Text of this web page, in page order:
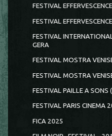
FESTIVAL
FESTIVAL
FESTIVAL
GERA
FESTIVAL MOSTRA
FESTIVAL MOSTRA
FESTIVAL PAILLE A SONS
FESTIVAL PARIS CINEMA
FICA 2025